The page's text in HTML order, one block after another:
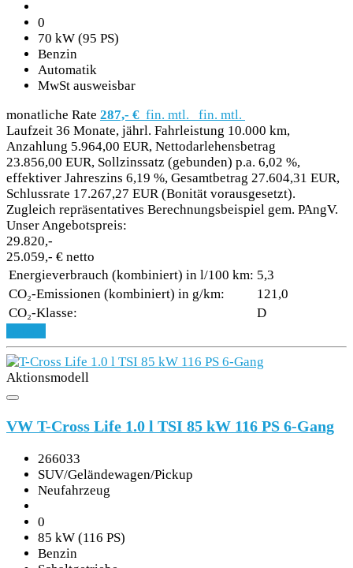
0
70 kW (95 PS)
Benzin
Automatik
MwSt ausweisbar
monatliche Rate 287,- € fin. mtl.
fin. mtl.
Laufzeit 36 Monate, jährl. Fahrleistung 10.000 km,
Anzahlung 5.964,00 EUR, Nettodarlehensbetrag
23.856,00 EUR, Sollzinssatz (gebunden) p.a. 6,02 %,
effektiver Jahreszins 6,19 %, Gesamtbetrag 27.604,31 EUR,
Schlussrate 17.267,27 EUR (Bonität vorausgesetzt).
Zugleich repräsentatives Berechnungsbeispiel gem. PAngV.
Unser Angebotspreis:
29.820,-
25.059,- € netto
Energieverbrauch (kombiniert) in l/100 km: 5,3
CO₂-Emissionen (kombiniert) in g/km:
121,0
CO₂-Klasse:
D
Aktionsmodell
VW T-Cross Life 1.0 l TSI 85 kW 116 PS 6-Gang
266033
SUV/Geländewagen/Pickup
Neufahrzeug
0
85 kW (116 PS)
Benzin